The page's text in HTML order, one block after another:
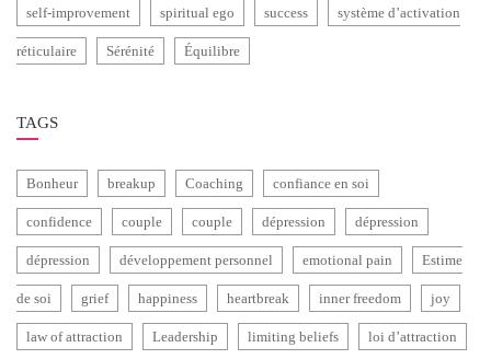
self-improvement spiritual ego success système d’activation
réticulaire Sérénité Équilibre
TAGS
Bonheur breakup Coaching confiance en soi
confidence couple couple dépression dépression
dépression développement personnel emotional pain Estime
de soi grief happiness heartbreak inner freedom joy
law of attraction Leadership limiting beliefs loi d’attraction